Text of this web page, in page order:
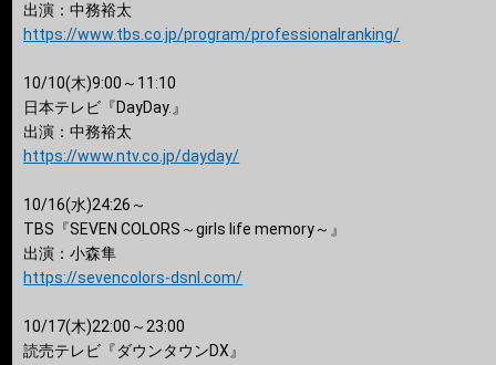
出演：中務裕太
https://www.tbs.co.jp/program/professionalranking/
10/10(木)9:00～11:10
日本テレビ『DayDay.』
出演：中務裕太
https://www.ntv.co.jp/dayday/
10/16(水)24:26～
TBS『SEVEN COLORS～girls life memory～』
出演：小森隼
https://sevencolors-dsnl.com/
10/17(木)22:00～23:00
読売テレビ『ダウンタウンDX』